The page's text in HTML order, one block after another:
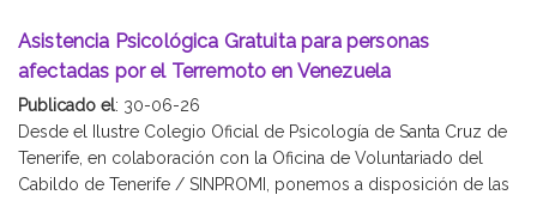
Asistencia Psicológica Gratuita para personas
afectadas por el Terremoto en Venezuela
Publicado el: 30-06-26
Desde el Ilustre Colegio Oficial de Psicología de Santa Cruz de
Tenerife, en colaboración con la Oficina de Voluntariado del
Cabildo de Tenerife / SINPROMI, ponemos a disposición de las